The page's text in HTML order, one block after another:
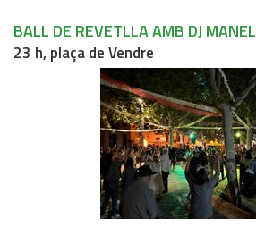
BALL DE REVETLLA AMB DJ MANEL
23 h, plaça de Vendre